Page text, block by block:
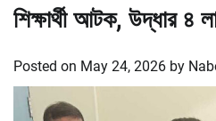
শিক্ষার্থী আটক, উদ্ধার ৪
Posted on May 24, 2026 by